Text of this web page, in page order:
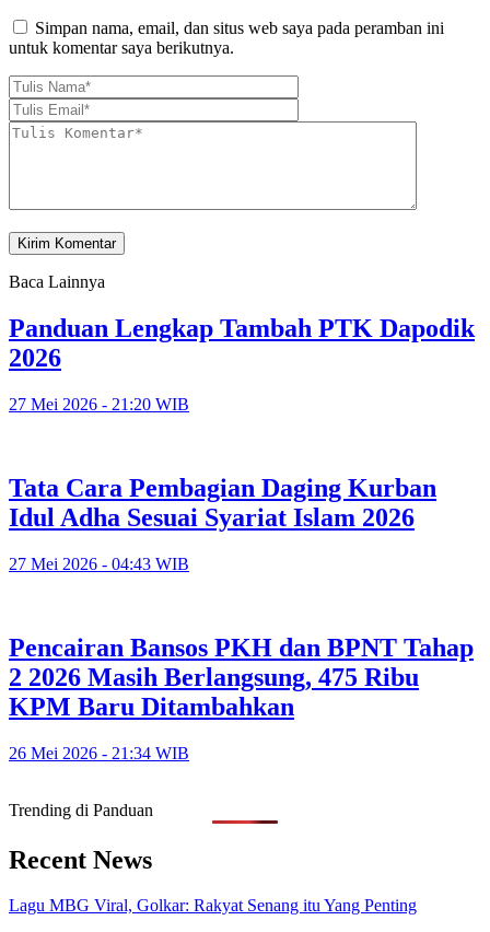
Simpan nama, email, dan situs web saya pada peramban ini
untuk komentar saya berikutnya.
Baca Lainnya
Panduan Lengkap Tambah PTK Dapodik
2026
27 Mei 2026 - 21:20 WIB
Tata Cara Pembagian Daging Kurban
Idul Adha Sesuai Syariat Islam 2026
27 Mei 2026 - 04:43 WIB
Pencairan Bansos PKH dan BPNT Tahap
2 2026 Masih Berlangsung, 475 Ribu
KPM Baru Ditambahkan
26 Mei 2026 - 21:34 WIB
Trending di Panduan
Recent News
Lagu MBG Viral, Golkar: Rakyat Senang itu Yang Penting